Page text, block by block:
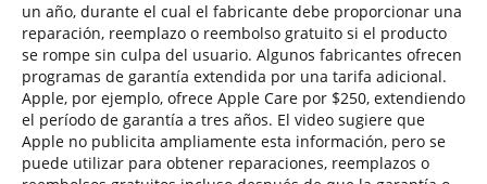
un año, durante el cual el fabricante debe proporcionar una
reparación, reemplazo o reembolso gratuito si el producto
se rompe sin culpa del usuario. Algunos fabricantes ofrecen
programas de garantía extendida por una tarifa adicional.
Apple, por ejemplo, ofrece Apple Care por $250, extendiendo
el período de garantía a tres años. El video sugiere que
Apple no publicita ampliamente esta información, pero se
puede utilizar para obtener reparaciones, reemplazos o